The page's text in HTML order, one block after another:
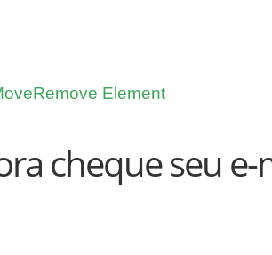
Remove Element
cheque seu e-